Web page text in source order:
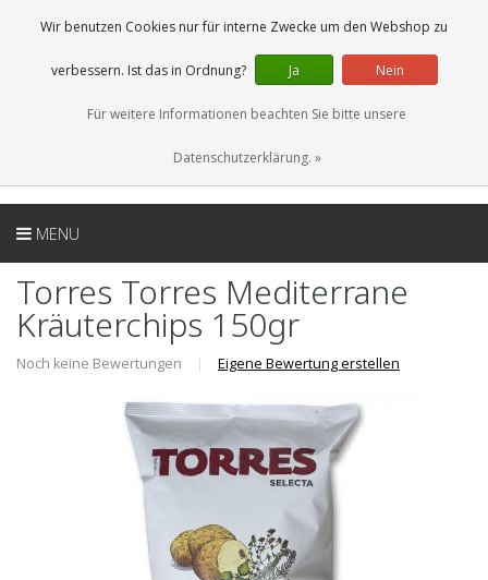
0 Artikel
DE
MENU
Torres Torres Mediterrane
Kräuterchips 150gr
Noch keine Bewertungen | Eigene Bewertung erstellen
Wir benutzen Cookies nur für interne Zwecke um den Webshop zu
verbessern. Ist das in Ordnung? Ja Nein
Für weitere Informationen beachten Sie bitte unsere
Datenschutzerklärung. »